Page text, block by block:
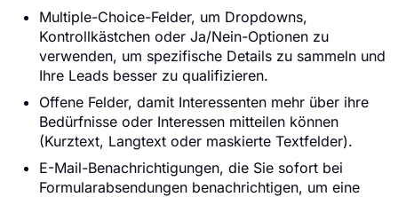
Multiple-Choice-Felder, um Dropdowns,
Kontrollkästchen oder Ja/Nein-Optionen zu
verwenden, um spezifische Details zu sammeln und
Ihre Leads besser zu qualifizieren.
Offene Felder, damit Interessenten mehr über ihre
Bedürfnisse oder Interessen mitteilen können
(Kurztext, Langtext oder maskierte Textfelder).
E-Mail-Benachrichtigungen, die Sie sofort bei
Formularabsendungen benachrichtigen, um eine